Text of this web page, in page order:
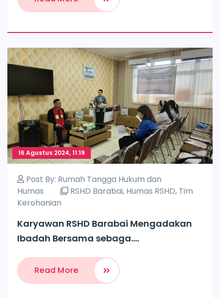
16 Agustus 2024, 11:19
Post By: Rumah Tangga Hukum dan
Humas
RSHD Barabai, Humas RSHD, Tim
Kerohanian
Karyawan RSHD Barabai Mengadakan
Ibadah Bersama sebaga....
Read More